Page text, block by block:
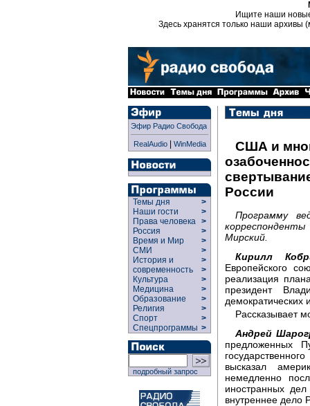
Ищите наши
Здесь хранятся только наши архивы
Эфир Радио Свобода
RealAudio| WinMedia
Темы дня
>
Наши гости
>
Права человека >
Россия
>
Время и Мир
>
СМИ
>
История и
современность
>
>
Культура
>
Медицина
>
Образование
>
Религия
>
Спорт
>
Спецпрограммы >
подробный запрос
США и
России
Программу
Мирский.
Кирилл
Европейского
реализация
президент
демократических
Рассказывает
Андрей
предложенных
высказал
немедленно
иностранных
внутреннее дело